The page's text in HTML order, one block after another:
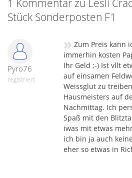
können. Wir hoffen natürlich, dass
Umstände des
Angeboten.
1 Kommentar zu Lesli
Stück Sonderposten F1
Pyro76
registriert
» Zum Preis kann
immerhin kosten
Ihr Geld ;-) Ist vllt
auf einsamen
Weissglut zu
Hausmeisters auf
Nachmittag. Ich
Spaß mit den
iwas mit etwas
ich bin ja auch
eher so etwas in